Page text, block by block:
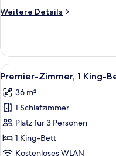
Weitere Details
Weitere
Zimmer,
2 Einzelbetten,
Terrasse
Alle
Fotos
für
Premier-
Zimmer,
1 King-
Bett,
7
Premier-Zimmer, 1 King-
36 m²
1 Schlafzimmer
Platz für 3 Personen
1 King-Bett
Kostenloses WLAN